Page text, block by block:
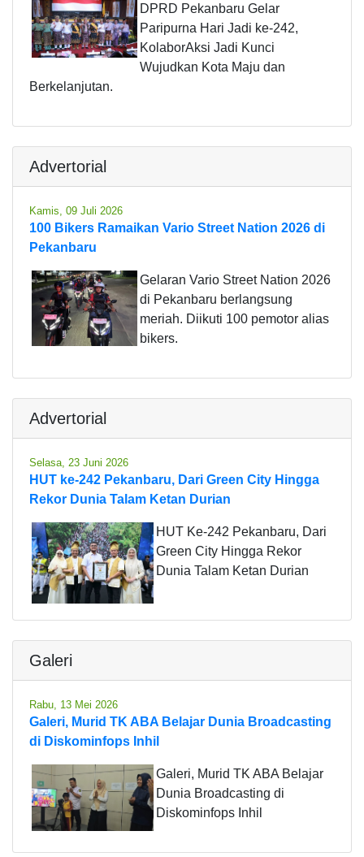
DPRD Pekanbaru Gelar
Paripurna Hari Jadi ke-242,
KolaborAksi Jadi Kunci
Wujudkan Kota Maju dan
Berkelanjutan.
Advertorial
Kamis, 09 Juli 2026
100 Bikers Ramaikan Vario Street Nation 2026 di
Pekanbaru
Gelaran Vario Street Nation 2026
di Pekanbaru berlangsung
meriah. Diikuti 100 pemotor alias
bikers.
Advertorial
Selasa, 23 Juni 2026
HUT ke-242 Pekanbaru, Dari Green City Hingga
Rekor Dunia Talam Ketan Durian
HUT Ke-242 Pekanbaru, Dari
Green City Hingga Rekor
Dunia Talam Ketan Durian
Galeri
Rabu, 13 Mei 2026
Galeri, Murid TK ABA Belajar Dunia Broadcasting
di Diskominfops Inhil
Galeri, Murid TK ABA Belajar
Dunia Broadcasting di
Diskominfops Inhil